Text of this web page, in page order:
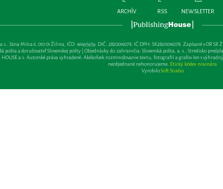
ARCHÍV RSS NEWSLETTER
Jána Milca 6, 010 01 Žilina, IČO: 46495959, DIČ: 2820016078, IČ DPH: SK2820016078, Zapísané v OR
a doručovateľ Slovenskej pošty | Objednávky do zahraničia: Slovenská pošta, a. s., Stredisko
a.s. Autorské práva vyhradené. Akékoľvek rozmnožovanie textu, fotografií a grafov len s
neobjednané nehonorujeme. Etický kódex novinára
VyrobiloSoft Studio